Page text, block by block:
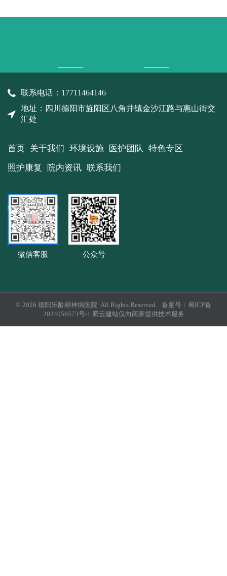
联系电话：17711464146
地址：四川德阳市旌阳区八角井镇金沙江路与惠山街交
汇处
首页 关于我们 环境设施 医护团队
特色专区
照护康复
院内资讯 联系我们
微信客服 公众号
© 2026 德阳乐龄精神病医院 All Rights Reserved. 备案号： 蜀ICP备
2024056573号-1 腾云建站仅向商家提供技术服务